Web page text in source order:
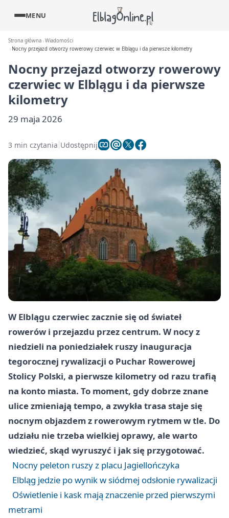
MENU
Strona główna Wiadomości
Nocny przejazd otworzy rowerowy czerwiec w Elblągu i da pierwsze kilometry
Nocny przejazd otworzy rowerowy
czerwiec w Elblągu i da pierwsze
kilometry
29 maja 2026
3 min czytania Udostępnij
W Elblągu czerwiec zacznie się od świateł
rowerów i przejazdu przez centrum. W nocy z
niedzieli na poniedziałek ruszy inauguracja
tegorocznej rywalizacji o Puchar Rowerowej
Stolicy Polski, a pierwsze kilometry od razu trafią
na konto miasta. To moment, gdy dobrze znane
ulice zmieniają tempo, a zwykła trasa staje się
nocnym objazdem z rowerowym rytmem w tle. Do
udziału nie trzeba wielkiej oprawy, ale warto
wiedzieć, skąd wyruszyć i jak się przygotować.
Nocny peleton ruszy z placu Jagiellończyka
Elbląg jedzie po wynik w siódmej odsłonie rywalizacji
Oświetlenie i kask mają znaczenie przed pierwszymi
metrami